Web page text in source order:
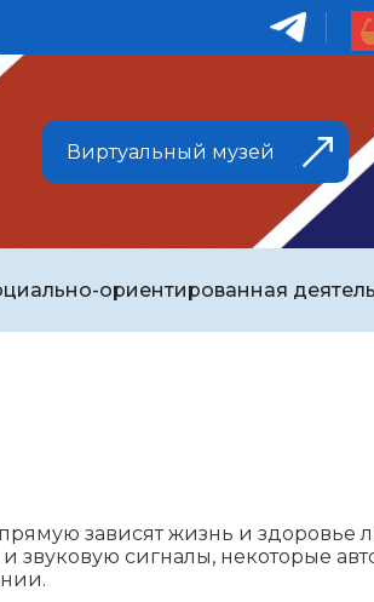
Виртуальный музей
ориентированная
зависят жизнь и здоровье
сигналы, некоторые